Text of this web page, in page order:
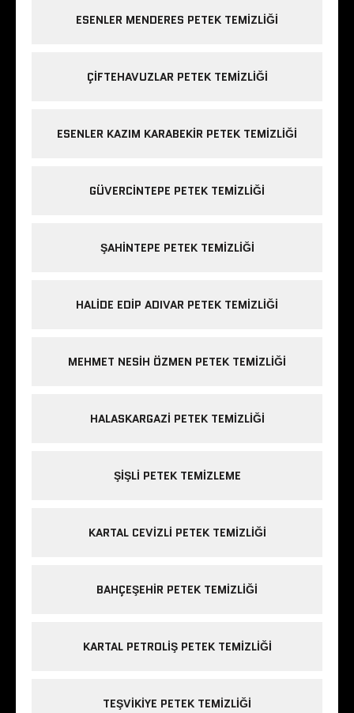
ESENLER MENDERES PETEK TEMIZLIĞI
ÇIFTEHAVUZLAR PETEK TEMIZLIĞI
ESENLER KAZIM KARABEKIR PETEK TEMIZLIĞI
GÜVERCINTEPE PETEK TEMIZLIĞI
ŞAHINTEPE PETEK TEMIZLIĞI
HALIDE EDIP ADIVAR PETEK TEMIZLIĞI
MEHMET NESIH ÖZMEN PETEK TEMIZLIĞI
HALASKARGAZI PETEK TEMIZLIĞI
ŞIŞLI PETEK TEMIZLEME
KARTAL CEVIZLI PETEK TEMIZLIĞI
BAHÇEŞEHIR PETEK TEMIZLIĞI
KARTAL PETROLIŞ PETEK TEMIZLIĞI
TEŞVIKIYE PETEK TEMIZLIĞI